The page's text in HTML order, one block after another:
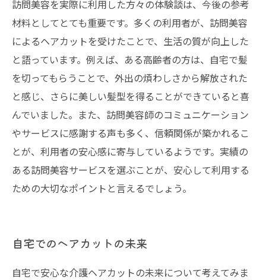
訪問美容を実際に利用した方々の体験談は、今後の参考
材料としてとても重要です。多くの利用者が、訪問美容
によるヘアカットを受けたことで、生活の質が向上した
と語っています。例えば、ある高齢者の方は、自宅で髪
を切ってもらうことで、外出の煩わしさから解放された
と感じ、さらに美しい髪型を得ることができていると喜
んでいました。また、訪問美容師のコミュニケーション
やサービスに感謝する声も多く、信頼関係が築かれるこ
とが、利用者の安心感に寄与しているようです。実績の
ある訪問美容サービスを選ぶことが、安心して利用する
ための大切なポイントと言えるでしょう。
自宅でのヘアカットの未来
自宅で安心な介護ヘアカットの未来について考えてみま